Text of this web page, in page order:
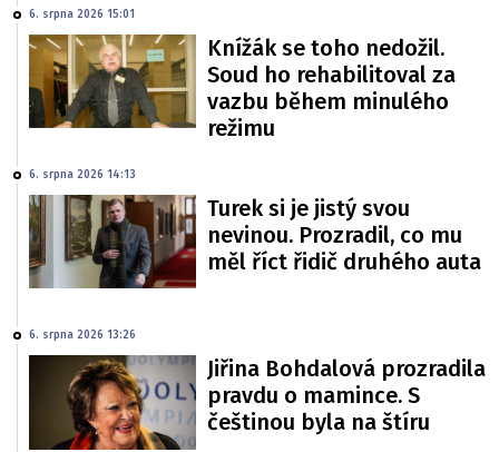
6. srpna 2026 15:01
Knížák se toho nedožil.
Soud ho rehabilitoval za
vazbu během minulého
režimu
6. srpna 2026 14:13
Turek si je jistý svou
nevinou. Prozradil, co mu
měl říct řidič druhého auta
6. srpna 2026 13:26
Jiřina Bohdalová prozradila
pravdu o mamince. S
češtinou byla na štíru